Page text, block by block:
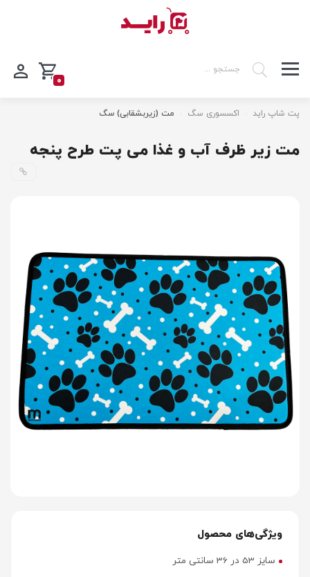
0
پت شاپ راید اکسسوری سگ مت (زیربشقابی) سگ
مت زیر ظرف آب و غذا می پت طرح پنجه
ویژگی‌های محصول
سایز 53 در 36 سانتی متر